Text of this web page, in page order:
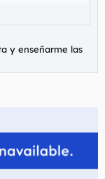
y enseñarme las